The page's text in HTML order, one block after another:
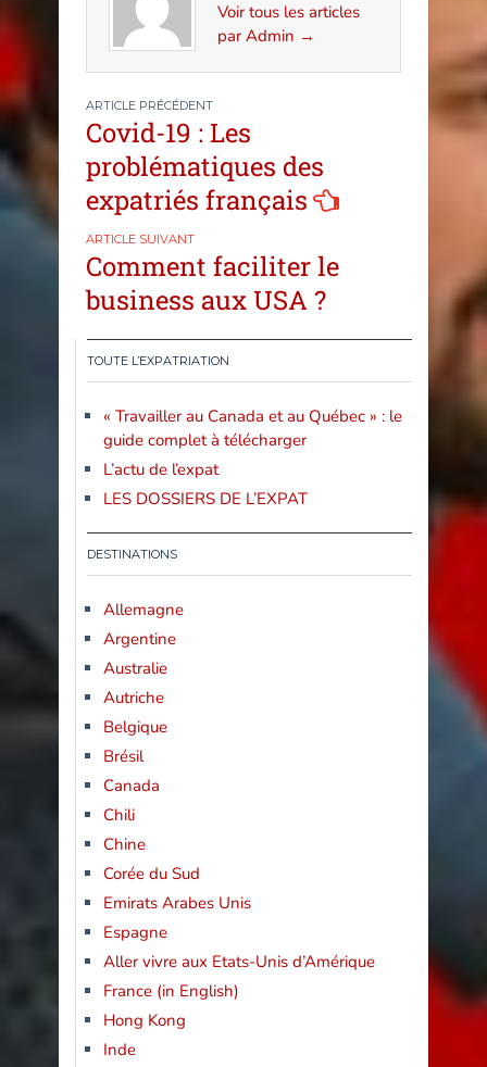
Voir tous les articles
par Admin →
Covid-19 : Les
problématiques des
expatriés français
Comment faciliter le
business aux USA ?
TOUTE L’EXPATRIATION
« Travailler au Canada et au Québec » : le
guide complet à télécharger
L’actu de l’expat
LES DOSSIERS DE L’EXPAT
DESTINATIONS
Allemagne
Argentine
Australie
Autriche
Belgique
Brésil
Canada
Chili
Chine
Corée du Sud
Emirats Arabes Unis
Espagne
Aller vivre aux Etats-Unis d’Amérique
France (in English)
Hong Kong
Inde